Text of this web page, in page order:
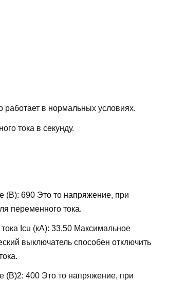
работает в нормальных условиях.
тока в секунду.
(В): 690 Это то напряжение, при
переменного тока.
Icu (кА): 33,50 Максимальное
выключатель способен отключить
(В)2: 400 Это то напряжение, при